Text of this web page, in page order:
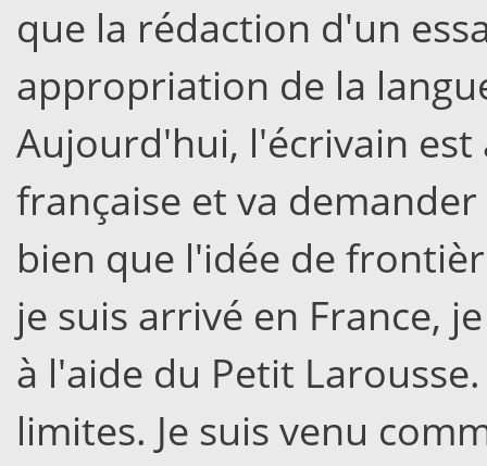
que la rédaction d'un
appropriation de la
Aujourd'hui, l'écrivain
française et va
bien que l'idée de
je suis arrivé en France,
à l'aide du Petit
limites. Je suis venu